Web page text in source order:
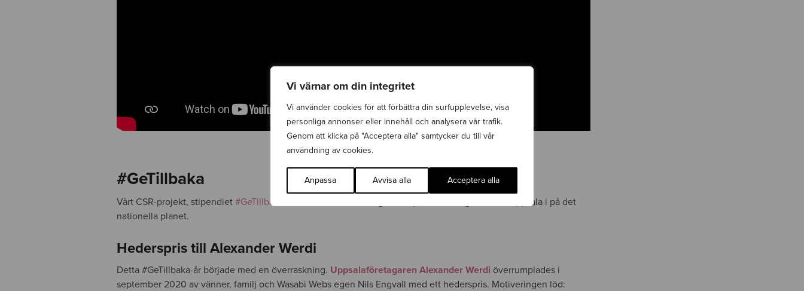
Vi värnar om din integritet
Vi använder cookies för att förbättra din surfupplevelse, visa
personliga annonser eller innehåll och analysera vår trafik.
Genom att klicka på "Acceptera alla" samtycker du till vår
användning av cookies.
Anpassa Avvisa alla Acceptera alla
#GeTillbaka
Vårt CSR-projekt, stipendiet #GeTillbaka
, fortsätter att stötta unga entreprenörstalanger både i Uppsala i på det
nationella planet.
Hederspris till Alexander Werdi
Detta #GeTillbaka-år började med en överraskning. Uppsalaföretagaren Alexander Werdi överrumplades i
september 2020 av vänner, familj och Wasabi Webs egen Nils Engvall med ett hederspris. Motiveringen löd: